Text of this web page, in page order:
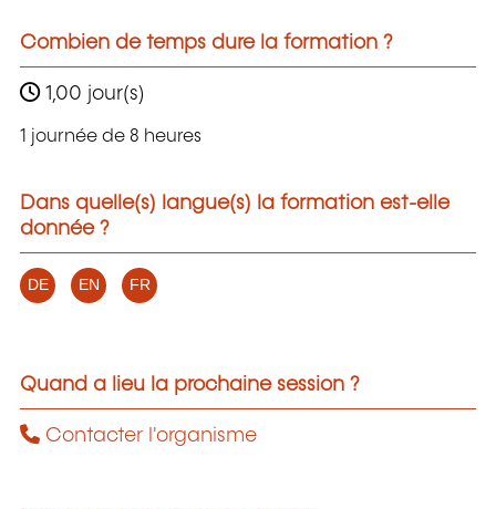
Combien de temps dure la formation ?
1,00 jour(s)
1 journée de 8 heures
Dans quelle(s) langue(s) la formation est-elle
donnée ?
DE EN FR
Quand a lieu la prochaine session ?
Contacter l'organisme